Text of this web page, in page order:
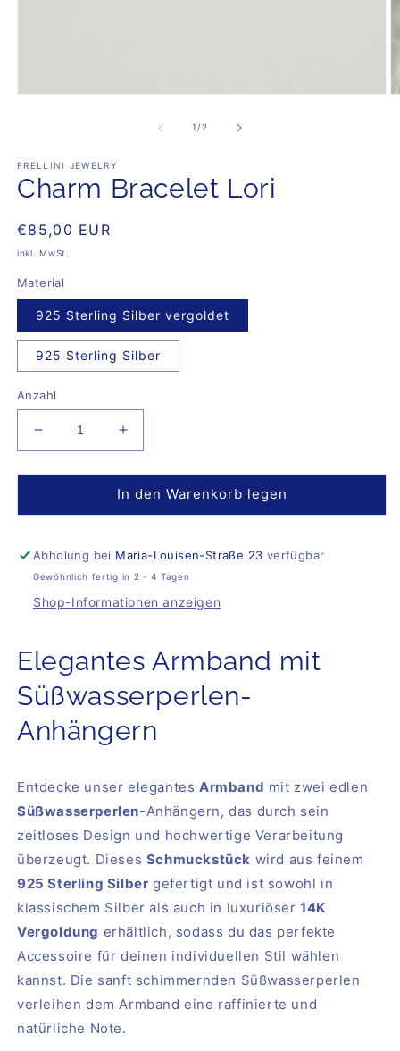
1 /von
2
FRELLINI JEWELRY
Charm Bracelet Lori
Normaler
Preis
€85,00 EUR
inkl. MwSt.
Material
925 Sterling Silber vergoldet
925 Sterling Silber
Anzahl
Verringere
die
Menge
Charm
Lori
Erhöhe
die
Menge
für
Charm
Lori
In den Warenkorb legen
Abholung bei Maria-Louisen-Straße 23 verfügbar
Gewöhnlich fertig in 2 - 4 Tagen
Shop-Informationen anzeigen
Elegantes Armband mit
Süßwasserperlen-
Anhängern
Entdecke unser elegantes Armband mit zwei edlen
Süßwasserperlen-Anhängern, das durch sein
zeitloses Design und hochwertige Verarbeitung
überzeugt. Dieses Schmuckstück wird aus feinem
925 Sterling Silber gefertigt und ist sowohl in
klassischem Silber als auch in luxuriöser14K
Vergoldung erhältlich, sodass du das perfekte
Accessoire für deinen individuellen Stil wählen
kannst. Die sanft schimmernden Süßwasserperlen
verleihen dem Armband eine raffinierte und
natürliche Note.